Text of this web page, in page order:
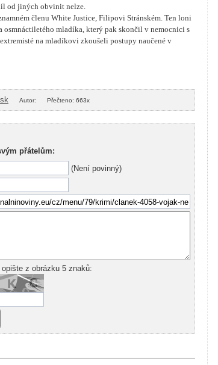
od jiných obvinit nelze.
členu White Justice, Filipovi Stránském. Ten loni
mladíka, který pak skončil v nemocnici s
na mladíkovi zkoušeli postupy naučené v
Autor: Přečteno: 663x
přátelům:
(Není povinný)
opište z obrázku 5 znaků: